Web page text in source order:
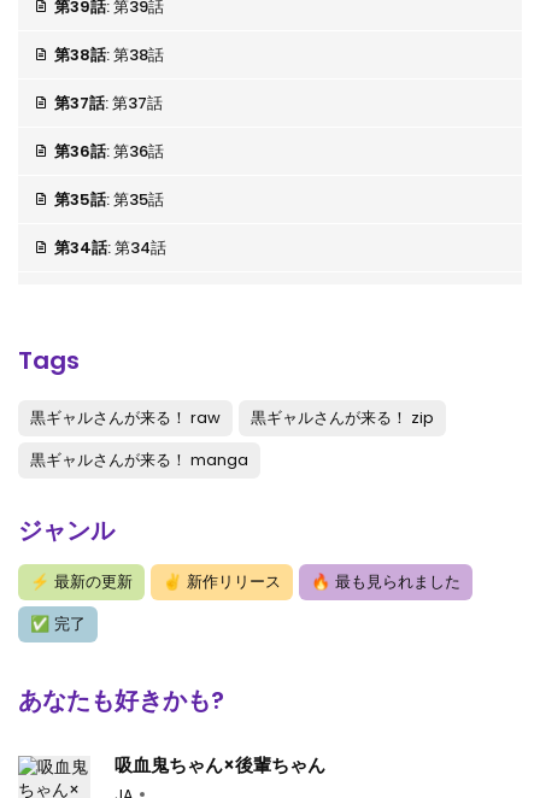
第39話: 第39話
第38話: 第38話
第37話: 第37話
第36話: 第36話
第35話: 第35話
第34話: 第34話
第28話: 第28話
第27.5話: 黒ギャルさんが来る！ – Raw 【第27.5話】
第27話
第24話 : 第24話
Tags
黒ギャルさんが来る！ raw
黒ギャルさんが来る！ zip
黒ギャルさんが来る！ manga
ジャンル
⚡ 最新の更新 ✌ 新作リリース 🔥 最も見られました
✅ 完了
あなたも好きかも?
吸血鬼ちゃん×後輩ちゃん